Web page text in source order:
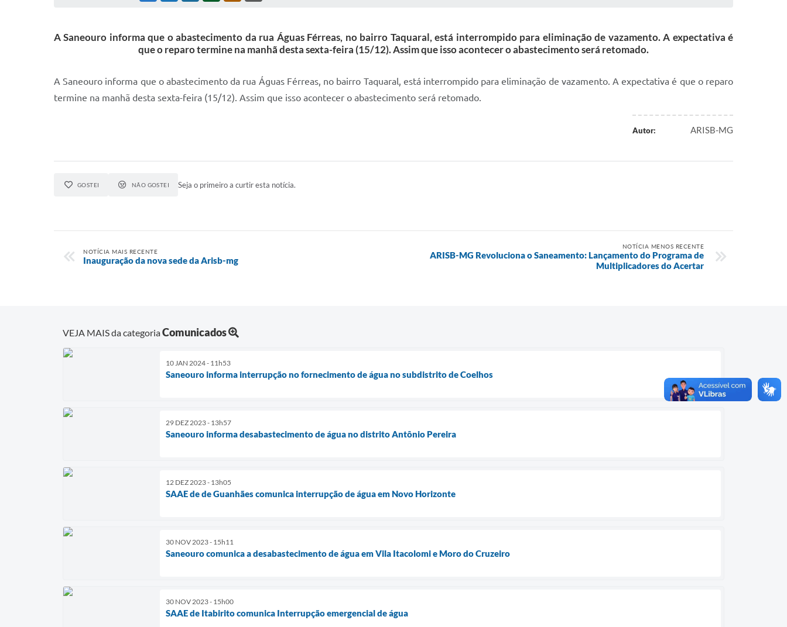
A Saneouro informa que o abastecimento da rua Águas Férreas, no bairro Taquaral, está interrompido para eliminação de vazamento. A expectativa é
que o reparo termine na manhã desta sexta-feira (15/12). Assim que isso acontecer o abastecimento será retomado.
A Saneouro informa que o abastecimento da rua Águas Férreas, no bairro Taquaral, está interrompido para eliminação de vazamento. A expectativa é que o reparo
termine na manhã desta sexta-feira (15/12). Assim que isso acontecer o abastecimento será retomado.
Autor: ARISB-MG
GOSTEI NÃO GOSTEI Seja o primeiro a curtir esta notícia.
NOTÍCIA MAIS RECENTE
Inauguração da nova sede da Arisb-mg
NOTÍCIA MENOS RECENTE
ARISB-MG Revoluciona o Saneamento: Lançamento do Programa de
Multiplicadores do Acertar
VEJA MAIS da categoriaComunicados
10 JAN 2024 - 11h53
Saneouro informa interrupção no fornecimento de água no subdistrito de Coelhos
29 DEZ 2023 - 13h57
Saneouro informa desabastecimento de água no distrito Antônio Pereira
12 DEZ 2023 - 13h05
SAAE de de Guanhães comunica interrupção de água em Novo Horizonte
30 NOV 2023 - 15h11
Saneouro comunica a desabastecimento de água em Vila Itacolomi e Moro do Cruzeiro
30 NOV 2023 - 15h00
SAAE de Itabirito comunica Interrupção emergencial de água